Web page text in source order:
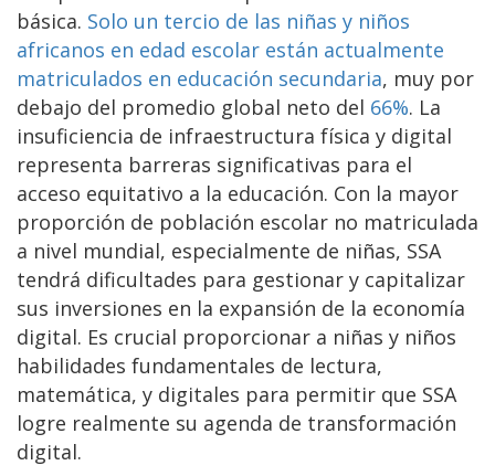
básica. Solo un tercio de las niñas y niños
africanos en edad escolar están actualmente
matriculados en educación secundaria, muy por
debajo del promedio global neto del 66%. La
insuficiencia de infraestructura física y digital
representa barreras significativas para el
acceso equitativo a la educación. Con la mayor
proporción de población escolar no matriculada
a nivel mundial, especialmente de niñas, SSA
tendrá dificultades para gestionar y capitalizar
sus inversiones en la expansión de la economía
digital. Es crucial proporcionar a niñas y niños
habilidades fundamentales de lectura,
matemática, y digitales para permitir que SSA
logre realmente su agenda de transformación
digital.